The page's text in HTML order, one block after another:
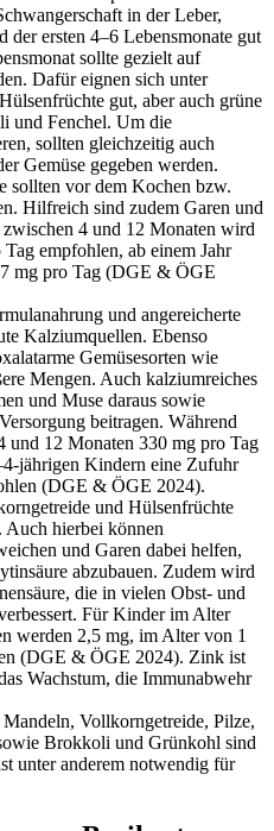
in der Leber,
ersten 4–6 Lebensmonate gut
sollte gezielt auf
Dafür eignen sich unter
gut, aber auch grüne
und Fenchel. Um die
sollten gleichzeitig auch
Gemüse gegeben werden.
sollten vor dem Kochen bzw.
Hilfreich sind zudem Garen und
4 und 12 Monaten wird
empfohlen, ab einem Jahr
mg pro Tag (DGE & ÖGE
und angereicherte
Kalziumquellen. Ebenso
Gemüsesorten wie
Mengen. Auch kalziumreiches
und Muse daraus sowie
beitragen. Während
12 Monaten 330 mg pro Tag
jährigen Kindern eine Zufuhr
(DGE & ÖGE 2024).
und Hülsenfrüchte
hierbei können
und Garen dabei helfen,
abzubauen. Zudem wird
die in vielen Obst- und
Für Kinder im Alter
werden 2,5 mg, im Alter von 1
(DGE & ÖGE 2024). Zink ist
Wachstum, die Immunabwehr
Vollkorngetreide, Pilze,
Brokkoli und Grünkohl sind
unter anderem notwendig für